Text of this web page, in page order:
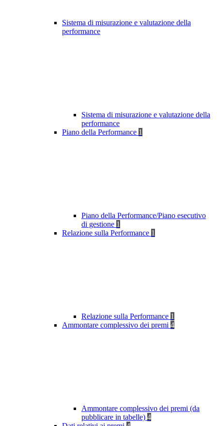
Sistema di misurazione e valutazione della
performance
Sistema di misurazione e valutazione della
performance
Piano della Performance 1
Piano della Performance/Piano esecutivo
di gestione 1
Relazione sulla Performance 1
Relazione sulla Performance 1
Ammontare complessivo dei premi 4
Ammontare complessivo dei premi (da
pubblicare in tabelle) 4